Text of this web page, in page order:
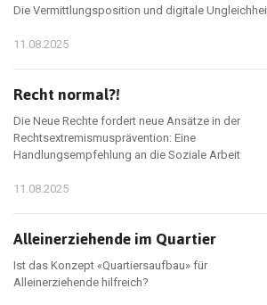
Die Vermittlungsposition und digitale
11.08.2025
Recht normal?!
Die Neue Rechte fordert neue Ansätze in der
Rechtsextremismusprävention: Eine
Handlungsempfehlung an die Soziale Arbeit
11.08.2025
Alleinerziehende im Quartier
Ist das Konzept «Quartiersaufbau» für
Alleinerziehende hilfreich?